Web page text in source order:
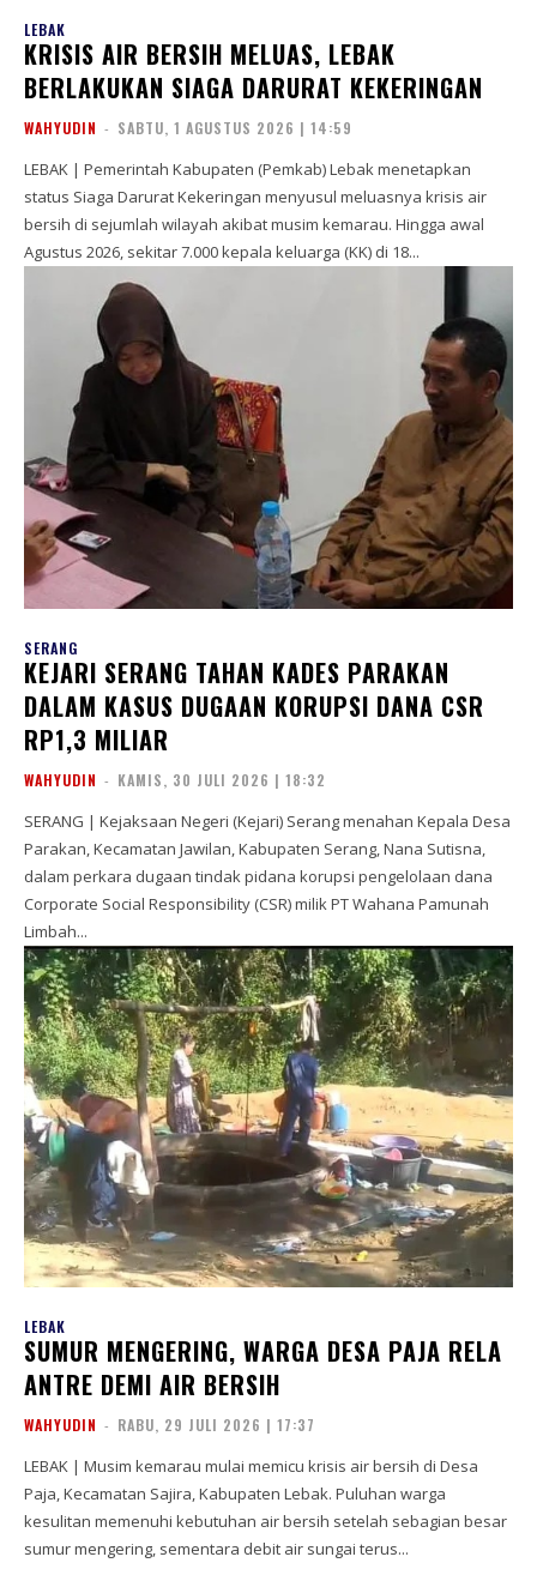
LEBAK
KRISIS AIR BERSIH MELUAS, LEBAK
BERLAKUKAN SIAGA DARURAT KEKERINGAN
WAHYUDIN - SABTU, 1 AGUSTUS 2026 | 14:59
LEBAK | Pemerintah Kabupaten (Pemkab) Lebak menetapkan
status Siaga Darurat Kekeringan menyusul meluasnya krisis air
bersih di sejumlah wilayah akibat musim kemarau. Hingga awal
Agustus 2026, sekitar 7.000 kepala keluarga (KK) di 18...
SERANG
KEJARI SERANG TAHAN KADES PARAKAN
DALAM KASUS DUGAAN KORUPSI DANA CSR
RP1,3 MILIAR
WAHYUDIN - KAMIS, 30 JULI 2026 | 18:32
SERANG | Kejaksaan Negeri (Kejari) Serang menahan Kepala Desa
Parakan, Kecamatan Jawilan, Kabupaten Serang, Nana Sutisna,
dalam perkara dugaan tindak pidana korupsi pengelolaan dana
Corporate Social Responsibility (CSR) milik PT Wahana Pamunah
Limbah...
LEBAK
SUMUR MENGERING, WARGA DESA PAJA RELA
ANTRE DEMI AIR BERSIH
WAHYUDIN - RABU, 29 JULI 2026 | 17:37
LEBAK | Musim kemarau mulai memicu krisis air bersih di Desa
Paja, Kecamatan Sajira, Kabupaten Lebak. Puluhan warga
kesulitan memenuhi kebutuhan air bersih setelah sebagian besar
sumur mengering, sementara debit air sungai terus...